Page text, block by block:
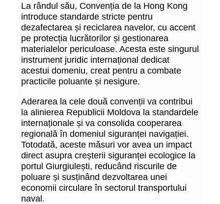
La rândul său, Convenția de la Hong Kong
introduce standarde stricte pentru
dezafectarea și reciclarea navelor, cu accent
pe protecția lucrătorilor și gestionarea
materialelor periculoase. Acesta este singurul
instrument juridic internațional dedicat
acestui domeniu, creat pentru a combate
practicile poluante și nesigure.
Aderarea la cele două convenții va contribui
la alinierea Republicii Moldova la standardele
internaționale și va consolida cooperarea
regională în domeniul siguranței navigației.
Totodată, aceste măsuri vor avea un impact
direct asupra creșterii siguranței ecologice la
portul Giurgiulești, reducând riscurile de
poluare și susținând dezvoltarea unei
economii circulare în sectorul transportului
naval.